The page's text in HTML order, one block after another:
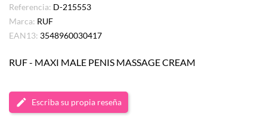
Referencia: D-215553
Marca: RUF
EAN13: 3548960030417
RUF - MAXI MALE PENIS MASSAGE CREAM
Escriba su propia reseña